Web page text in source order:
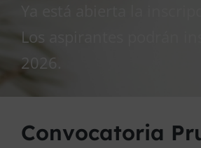
Ya está abierta la
Los aspirantes podrán
2026.
Convocatoria